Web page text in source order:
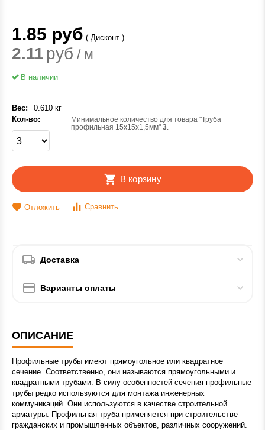
1.85 руб ( Дисконт )
2.11 руб / м
В наличии
Вес:
0.610 кг
Кол-во:
Минимальное количество для товара "Труба
профильная 15х15х1,5мм"3.
В корзину
Отложить Сравнить
Доставка
Варианты оплаты
ОПИСАНИЕ
Профильные трубы имеют прямоугольное или квадратное
сечение. Соответственно, они называются прямоугольными и
квадратными трубами. В силу особенностей сечения профильные
трубы редко используются для монтажа инженерных
коммуникаций. Они используются в качестве строительной
арматуры. Профильная труба применяется при строительстве
гражданских и промышленных объектов, различных сооружений.